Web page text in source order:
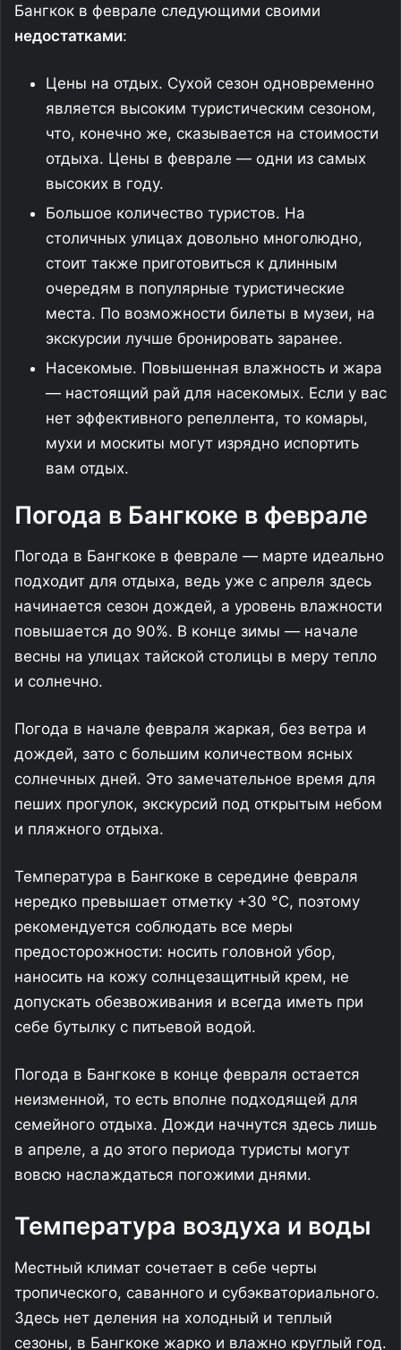
Бангкок в феврале следующими своими
недостатками:
Цены на отдых. Сухой сезон одновременно
является высоким туристическим сезоном,
что, конечно же, сказывается на стоимости
отдыха. Цены в феврале — одни из самых
высоких в году.
Большое количество туристов. На
столичных улицах довольно многолюдно,
стоит также приготовиться к длинным
очередям в популярные туристические
места. По возможности билеты в музеи, на
экскурсии лучше бронировать заранее.
Насекомые. Повышенная влажность и жара
— настоящий рай для насекомых. Если у вас
нет эффективного репеллента, то комары,
мухи и москиты могут изрядно испортить
вам отдых.
Погода в Бангкоке в феврале
Погода в Бангкоке в феврале — марте идеально
подходит для отдыха, ведь уже с апреля здесь
начинается сезон дождей, а уровень влажности
повышается до 90%. В конце зимы — начале
весны на улицах тайской столицы в меру тепло
и солнечно.
Погода в начале февраля жаркая, без ветра и
дождей, зато с большим количеством ясных
солнечных дней. Это замечательное время для
пеших прогулок, экскурсий под открытым небом
и пляжного отдыха.
Температура в Бангкоке в середине февраля
нередко превышает отметку +30 °С, поэтому
рекомендуется соблюдать все меры
предосторожности: носить головной убор,
наносить на кожу солнцезащитный крем, не
допускать обезвоживания и всегда иметь при
себе бутылку с питьевой водой.
Погода в Бангкоке в конце февраля остается
неизменной, то есть вполне подходящей для
семейного отдыха. Дожди начнутся здесь лишь
в апреле, а до этого периода туристы могут
вовсю наслаждаться погожими днями.
Температура воздуха и воды
Местный климат сочетает в себе черты
тропического, саванного и субэкваториального.
Здесь нет деления на холодный и теплый
сезоны, в Бангкоке жарко и влажно круглый год.